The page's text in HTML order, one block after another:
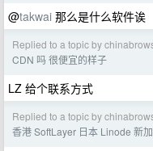
@takwai 那么是什么软件诶
Replied to a topic by
CDN 吗 很便宜的样子
LZ 给个联系方式
Replied to a topic by
香港 SoftLayer 日本 Linode 新